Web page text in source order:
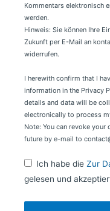
Kommentars elektronisch
werden.
Hinweis: Sie können Ihre
Zukunft per E-Mail an
widerrufen.
I herewith confirm that I
information in the Privacy
details and data will be
electronically to process
Note: You can revoke
future by e-mail to
Ich habe die Zur
gelesen und